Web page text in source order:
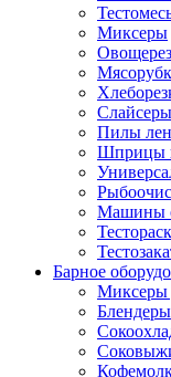
Миксеры
Слайсеры
Пилы
Шприцы
Машины
Барное
Миксеры
Блендеры